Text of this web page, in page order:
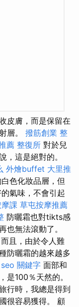
皮膚，而是保留在
層。 撥筋創業 整
薦 整復所 對於兒
，這是絕對的。
外燴buffet 大里推
色化妝品層，但
氣味，不會引起
課 草屯按摩推薦
防曬霜也對tikts感
也無法滾動了。
而且，由於令人難
防曬霜的越來越多
seo 關鍵字 面部和
是100％天然的。
行時，我總是得到
很容易獲得。 顧